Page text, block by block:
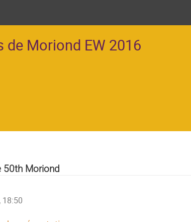
de Moriond EW 2016
50th Moriond
18:50